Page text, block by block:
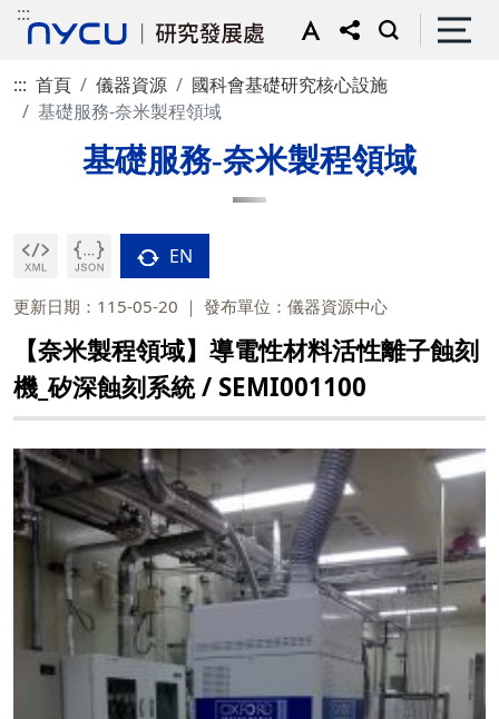
:::
::: 首頁 儀器資源
國科會基礎研究核心設施
基礎服務-奈米製程領域
基礎服務-奈米製程領域
EN
更新日期：115-05-20 發布單位：儀器資源中心
【奈米製程領域】導電性材料活性離子蝕刻
機_矽深蝕刻系統 / SEMI001100